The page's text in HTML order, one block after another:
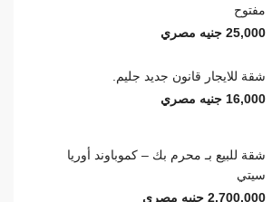
مفتوح
25,000 جنيه مصري
شقة للايجار قانون جديد جليم.
16,000 جنيه مصري
شقة للبيع بـ محرم بك – كموباوند أوريا
سيتي
2,700,000 جنيه مصري